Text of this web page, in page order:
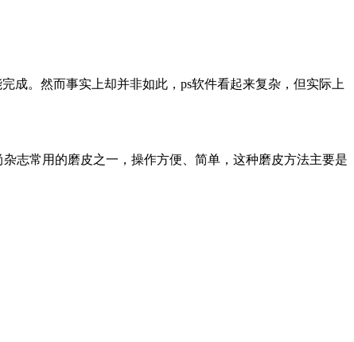
。然而事实上却并非如此，ps软件看起来复杂，但实际上
常用的磨皮之一，操作方便、简单，这种磨皮方法主要是